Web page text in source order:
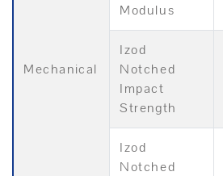
Mechanical
Modulus
Izod
Notched
Impact
Strength
Izod
Notched